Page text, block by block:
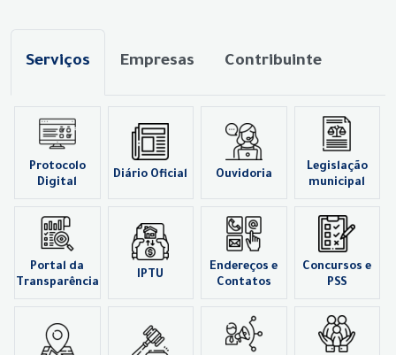
Serviços Empresas Contribuinte
Protocolo
Digital
Diário Oficial Ouvidoria
Legislação
municipal
Portal da
Transparência
IPTU
Endereços e
Contatos
Concursos e
PSS